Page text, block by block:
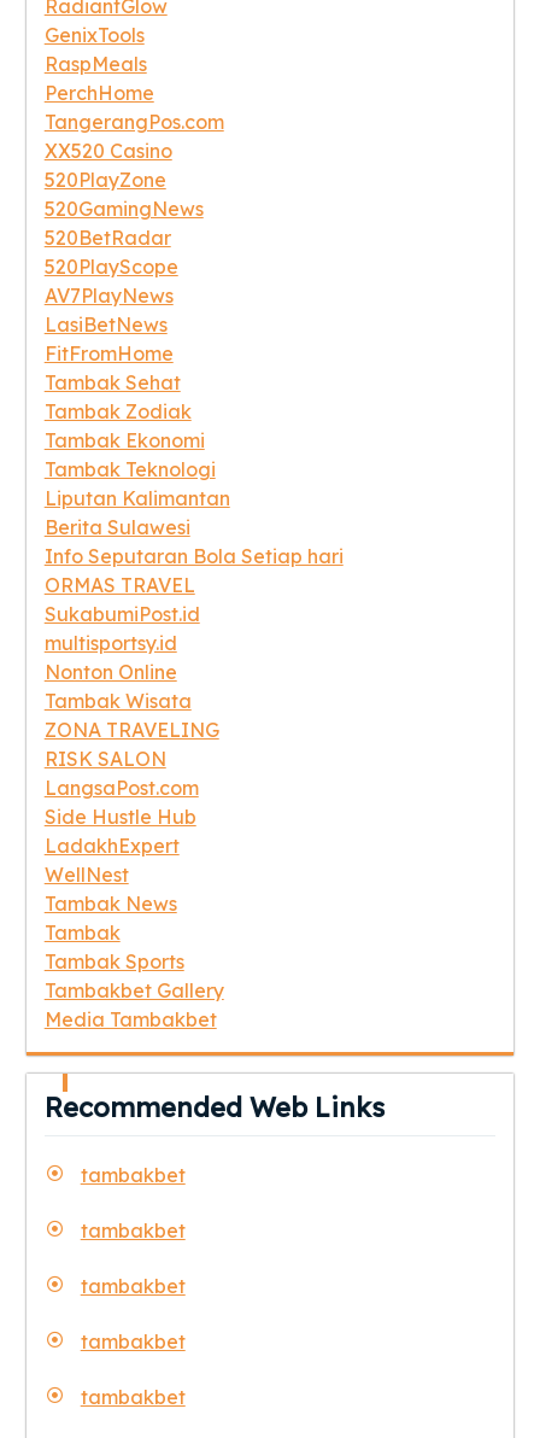
RadiantGlow
GenixTools
RaspMeals
PerchHome
TangerangPos.com
XX520 Casino
520PlayZone
520GamingNews
520BetRadar
520PlayScope
AV7PlayNews
LasiBetNews
FitFromHome
Tambak Sehat
Tambak Zodiak
Tambak Ekonomi
Tambak Teknologi
Liputan Kalimantan
Berita Sulawesi
Info Seputaran Bola Setiap hari
ORMAS TRAVEL
SukabumiPost.id
multisportsy.id
Nonton Online
Tambak Wisata
ZONA TRAVELING
RISK SALON
LangsaPost.com
Side Hustle Hub
LadakhExpert
WellNest
Tambak News
Tambak
Tambak Sports
Tambakbet Gallery
Media Tambakbet
Recommended Web Links
tambakbet
tambakbet
tambakbet
tambakbet
tambakbet